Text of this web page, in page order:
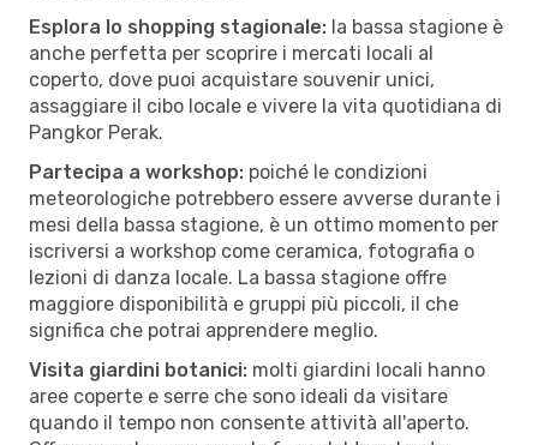
Esplora lo shopping stagionale: la bassa stagione è
anche perfetta per scoprire i mercati locali al
coperto, dove puoi acquistare souvenir unici,
assaggiare il cibo locale e vivere la vita quotidiana di
Pangkor Perak.
Partecipa a workshop: poiché le condizioni
meteorologiche potrebbero essere avverse durante i
mesi della bassa stagione, è un ottimo momento per
iscriversi a workshop come ceramica, fotografia o
lezioni di danza locale. La bassa stagione offre
maggiore disponibilità e gruppi più piccoli, il che
significa che potrai apprendere meglio.
Visita giardini botanici: molti giardini locali hanno
aree coperte e serre che sono ideali da visitare
quando il tempo non consente attività all'aperto.